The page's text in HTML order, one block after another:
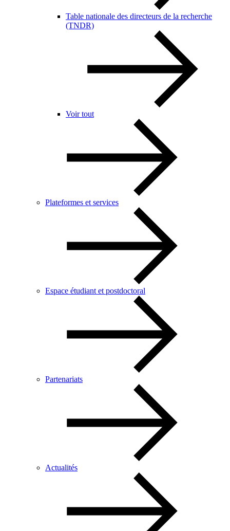
Table nationale des directeurs de la recherche
(TNDR)
Voir tout
Plateformes et services
Espace étudiant et postdoctoral
Partenariats
Actualités